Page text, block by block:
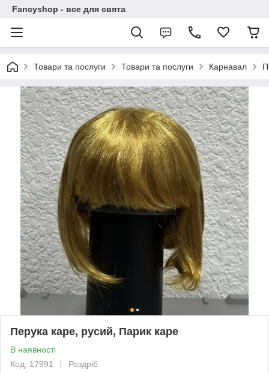
Fancyshop - все для свята
Товари та послуги Товари та послуги Карнавал
Перука каре, русий, Парик каре
В наявності
Код: 17991
Роздріб